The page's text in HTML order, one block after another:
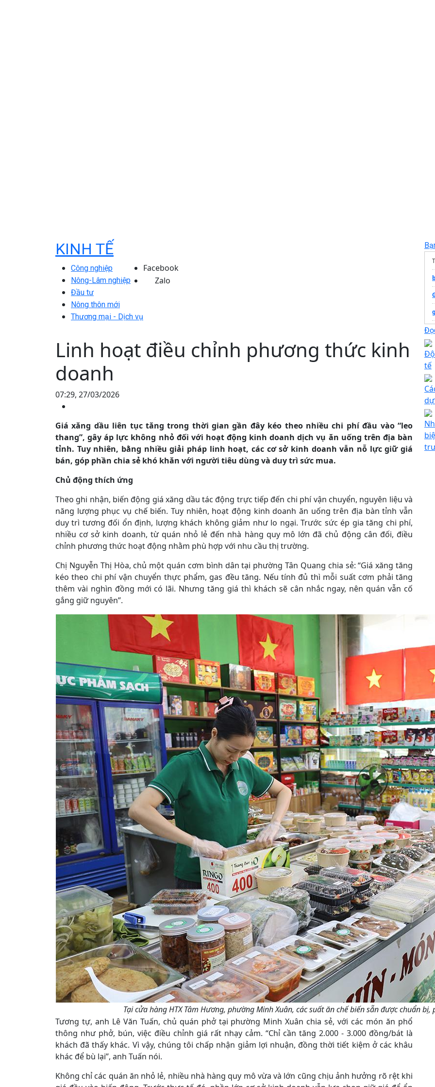
KINH TẾ
Công nghiệp
Nông-Lâm nghiệp
Đầu tư
Nông thôn mới
Thương mại - Dịch vụ
Facebook
Zalo
Linh hoạt điều chỉnh phương thức kinh
doanh
07:29, 27/03/2026
Giá xăng dầu liên tục tăng trong thời gian gần đây kéo theo nhiều chi phí đầu vào “leo
thang”, gây áp lực không nhỏ đối với hoạt động kinh doanh dịch vụ ăn uống trên địa bàn
tỉnh. Tuy nhiên, bằng nhiều giải pháp linh hoạt, các cơ sở kinh doanh vẫn nỗ lực giữ giá
bán, góp phần chia sẻ khó khăn với người tiêu dùng và duy trì sức mua.
Chủ động thích ứng
Theo ghi nhận, biến động giá xăng dầu tác động trực tiếp đến chi phí vận chuyển, nguyên liệu và
năng lượng phục vụ chế biến. Tuy nhiên, hoạt động kinh doanh ăn uống trên địa bàn tỉnh vẫn
duy trì tương đối ổn định, lượng khách không giảm như lo ngại. Trước sức ép gia tăng chi phí,
nhiều cơ sở kinh doanh, từ quán nhỏ lẻ đến nhà hàng quy mô lớn đã chủ động cân đối, điều
chỉnh phương thức hoạt động nhằm phù hợp với nhu cầu thị trường.
Chị Nguyễn Thị Hòa, chủ một quán cơm bình dân tại phường Tân Quang chia sẻ: “Giá xăng tăng
kéo theo chi phí vận chuyển thực phẩm, gas đều tăng. Nếu tính đủ thì mỗi suất cơm phải tăng
thêm vài nghìn đồng mới có lãi. Nhưng tăng giá thì khách sẽ cân nhắc ngay, nên quán vẫn cố
gắng giữ nguyên”.
Tại cửa hàng HTX Tâm Hương, phường Minh Xuân, các suất ăn chế biến sẵn được chuẩn
Tương tự, anh Lê Văn Tuấn, chủ quán phở tại phường Minh Xuân chia sẻ, với các món ăn phổ
thông như phở, bún, việc điều chỉnh giá rất nhạy cảm. “Chỉ cần tăng 2.000 - 3.000 đồng/bát là
khách đã thấy khác. Vì vậy, chúng tôi chấp nhận giảm lợi nhuận, đồng thời tiết kiệm ở các khâu
khác để bù lại”, anh Tuấn nói.
Không chỉ các quán ăn nhỏ lẻ, nhiều nhà hàng quy mô vừa và lớn cũng chịu ảnh hưởng rõ rệt khi
tế